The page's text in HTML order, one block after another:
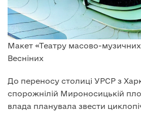
Макет «Театру масово-музичних
Весніних
До переносу столиці УРСР з
спорожнілій Мироносицькій
влада планувала звести